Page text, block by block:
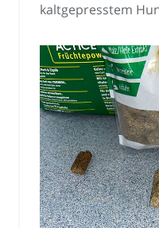
kaltgepresstem